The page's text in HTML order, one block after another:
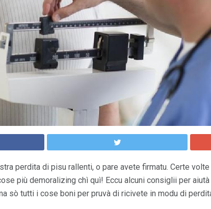
perdita di pisu rallenti, o pare avete firmatu. Certe volte
più demoralizing chì quì! Eccu alcuni consiglii per
sò tutti i cose boni per pruvà di ricivete in modu di